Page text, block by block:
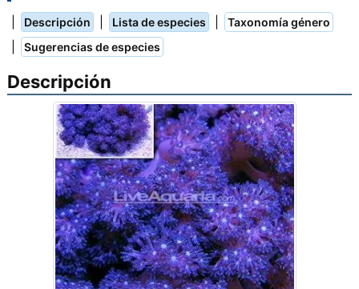
Descripción Lista de especies Taxonomía género
Sugerencias de especies
Descripción